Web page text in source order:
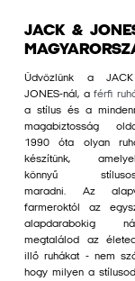
JACK &
Üdvözlünk a
JONES-nál, aférfi
a stílus és a
magabiztosság
1990 óta olyan
készítünk,
könnyű
maradni. Az
farmeroktól az
alapdarabokig
megtalálod az
illő ruhákat - nem
hogy milyen a